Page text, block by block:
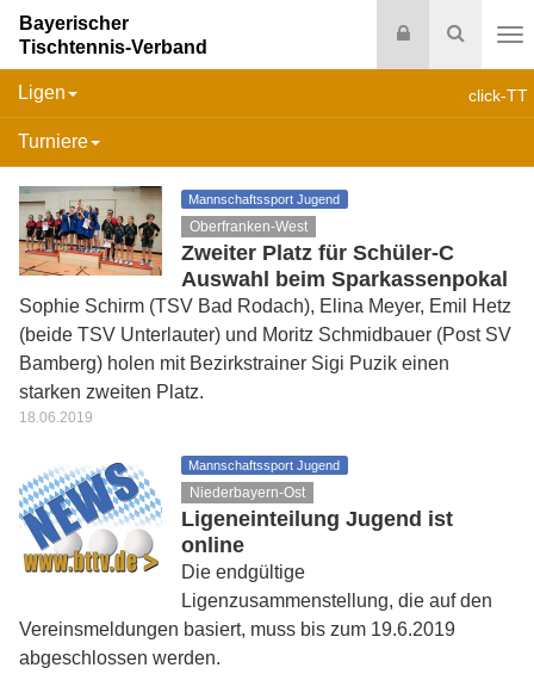
Suche
Login
Bayerischer
Tischtennis-Verband
click-TT
Ligen
Turniere
Mannschaftssport Jugend
Oberfranken-West
Zweiter Platz für Schüler-C
Auswahl beim Sparkassenpokal
Sophie Schirm (TSV Bad Rodach), Elina Meyer, Emil Hetz
(beide TSV Unterlauter) und Moritz Schmidbauer (Post SV
Bamberg) holen mit Bezirkstrainer Sigi Puzik einen
starken zweiten Platz.
18.06.2019
Mannschaftssport Jugend
Niederbayern-Ost
Ligeneinteilung Jugend ist
online
Die endgültige
Ligenzusammenstellung, die auf den
Vereinsmeldungen basiert, muss bis zum 19.6.2019
abgeschlossen werden.